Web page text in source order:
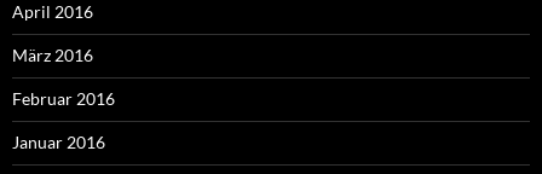
April 2016
März 2016
Februar 2016
Januar 2016